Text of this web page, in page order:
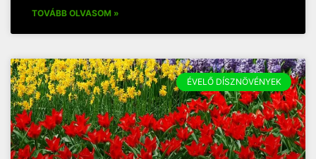
TOVÁBB OLVASOM »
ÉVELŐ DÍSZNÖVÉNYEK